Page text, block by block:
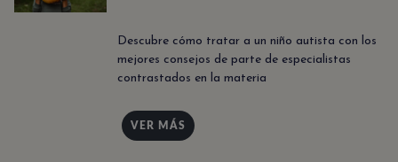
Descubre cómo tratar a un niño autista con los
mejores consejos de parte de especialistas
contrastados en la materia
VER MÁS